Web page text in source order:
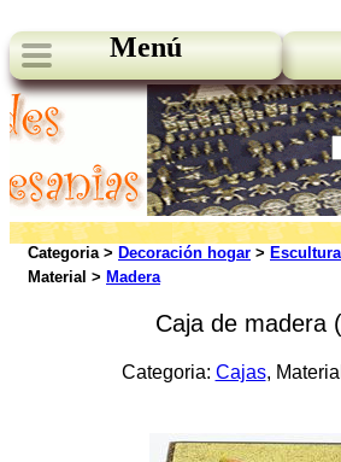
Menú
Categoria > Decoración hogar >
Material > Madera
Caja de madera
Categoria: Cajas,